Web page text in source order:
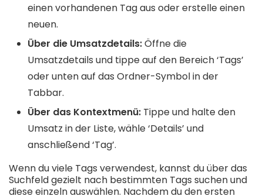
einen vorhandenen Tag aus oder erstelle einen
neuen.
Über die Umsatzdetails:Öffne die
Umsatzdetails und tippe auf den Bereich ‘Tags’
oder unten auf das Ordner-Symbol in der
Tabbar.
Über das Kontextmenü: Tippe und halte den
Umsatz in der Liste, wähle ‘Details’ und
anschließend ‘Tag’.
Wenn du viele Tags verwendest, kannst du über das
Suchfeld gezielt nach bestimmten Tags suchen und
diese einzeln auswählen. Nachdem du den ersten